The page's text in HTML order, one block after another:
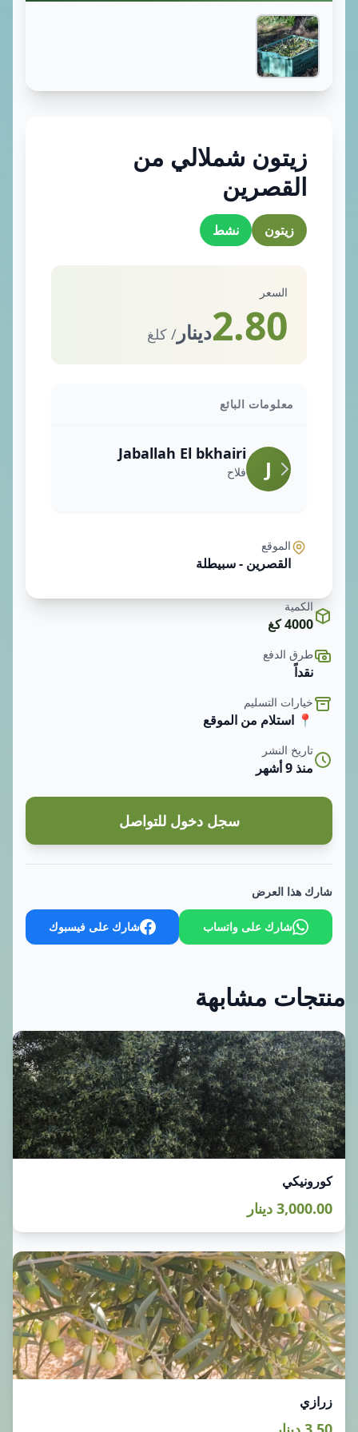
زيتون شملالي من
القصرين
زيتون نشط
السعر
2.80دينار / كلغ
معلومات البائع
J
Jaballah El bkhairi
فلاح
الموقع
القصرين - سبيطلة
الكمية
4000 كغ
طرق الدفع
نقداً
خيارات التسليم
📍 استلام من الموقع
تاريخ النشر
منذ 9 أشهر
سجل دخول للتواصل
شارك هذا العرض
شارك على واتساب شارك على فيسبوك
منتجات مشابهة
كورونيكي
3,000.00 دينار
زرازي